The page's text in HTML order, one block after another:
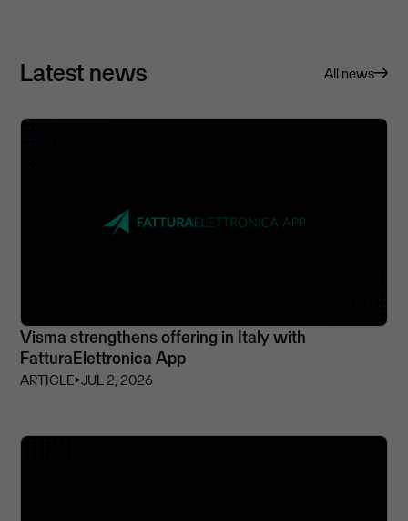
Latest news All news
Visma strengthens offering in Italy with
FatturaElettronica App
ARTICLE⏵JUL 2, 2026